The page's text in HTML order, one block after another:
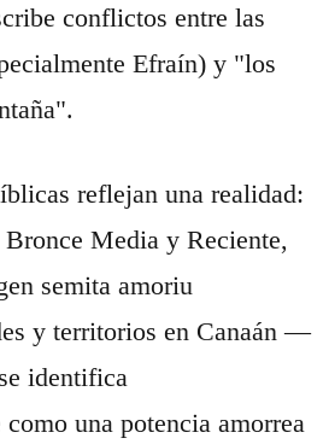
conflictos entre las
Efraín) y "los
reflejan una realidad:
Media y Reciente,
semita amoriu
y territorios en Canaán —
identifica
una potencia amorrea